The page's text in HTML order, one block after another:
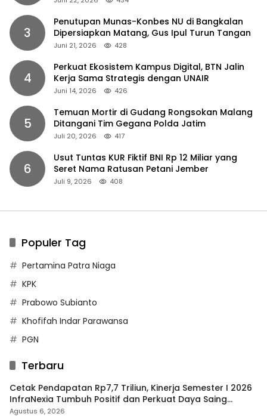
3
Penutupan Munas-Konbes NU di Bangkalan
Dipersiapkan Matang, Gus Ipul Turun Tangan
Juni 21, 2026 428
4
Perkuat Ekosistem Kampus Digital, BTN Jalin
Kerja Sama Strategis dengan UNAIR
Juni 14, 2026 426
5
Temuan Mortir di Gudang Rongsokan Malang
Ditangani Tim Gegana Polda Jatim
Juli 20, 2026 417
6
Usut Tuntas KUR Fiktif BNI Rp 12 Miliar yang
Seret Nama Ratusan Petani Jember
Juli 9, 2026 408
Populer Tag
Pertamina Patra Niaga
KPK
Prabowo Subianto
Khofifah Indar Parawansa
PGN
Terbaru
Cetak Pendapatan Rp7,7 Triliun, Kinerja Semester I 2026
InfraNexia Tumbuh Positif dan Perkuat Daya Saing
Industri Digital
Agustus 6, 2026